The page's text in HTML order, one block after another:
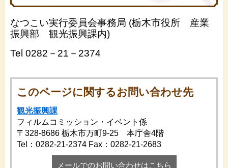
なつこい実行委員会事務局 (栃木市役所 産業
振興部 観光振興課内)
Tel 0282－21－2374
このページに関するお問い合わせ先
観光振興課
フィルムコミッション・イベント係
〒328-8686 栃木市万町9-25 本庁舎4階
Tel：0282-21-2374 Fax：0282-21-2683
メールでのお問い合わせはこちら